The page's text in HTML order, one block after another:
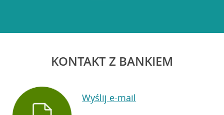
KONTAKT Z BANKIEM
Wyślij e-mail